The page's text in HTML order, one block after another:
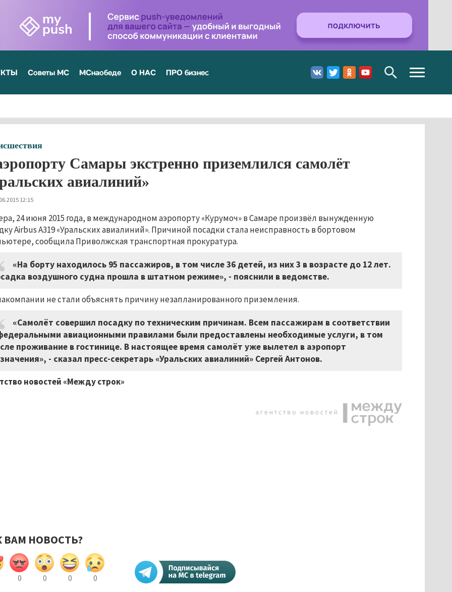
Советы МС МСнаобеде О НАС ПРО бизнес
Toggle
navigation
Самары экстренно приземлился самолёт
авиалиний»
12:15
24 июня 2015 года, в международном аэропорту «Курумоч» в Самаре произвёл вынужденную
Airbus A319 «Уральских авиалиний». Причиной посадки стала неисправность в бортовом
сообщила Приволжская транспортная прокуратура.
«На борту находилось 95 пассажиров, в том числе 36 детей, из них 3 в возрасте до 12 лет.
воздушного судна прошла в штатном режиме», - пояснили в ведомстве.
не стали объяснять причину незапланированного приземления.
«Самолёт совершил посадку по техническим причинам. Всем пассажирам в соответствии
авиационными правилами были предоставлены необходимые услуги, в том
проживание в гостинице. В настоящее время самолёт уже вылетел в аэропорт
- сказал пресс-секретарь «Уральских авиалиний» Сергей Антонов.
новостей «Между строк»
ВАМ НОВОСТЬ?
0 0 0 0